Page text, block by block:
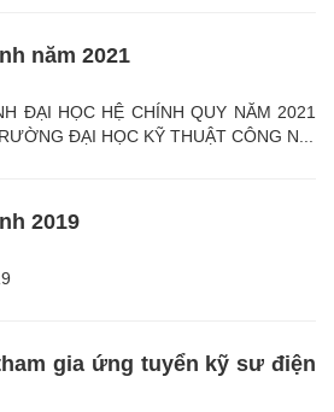
năm 2021
ĐẠI HỌC HỆ CHÍNH QUY NĂM 2021
ĐẠI HỌC KỸ THUẬT CÔNG N...
2019
gia ứng tuyển kỹ sư điện